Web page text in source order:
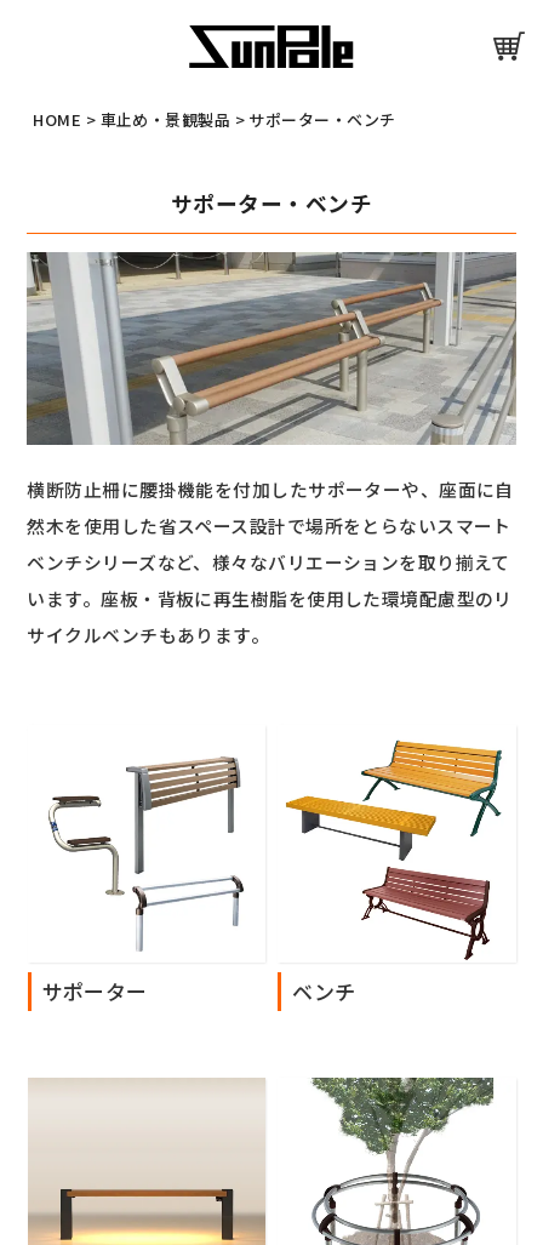
HOME > 車止め・景観製品 > サポーター・ベンチ
サポーター・ベンチ
横断防止柵に腰掛機能を付加したサポーターや、座面に自
然木を使用した省スペース設計で場所をとらないスマート
ベンチシリーズなど、様々なバリエーションを取り揃えて
います。座板・背板に再生樹脂を使用した環境配慮型のリ
サイクルベンチもあります。
サポーター ベンチ